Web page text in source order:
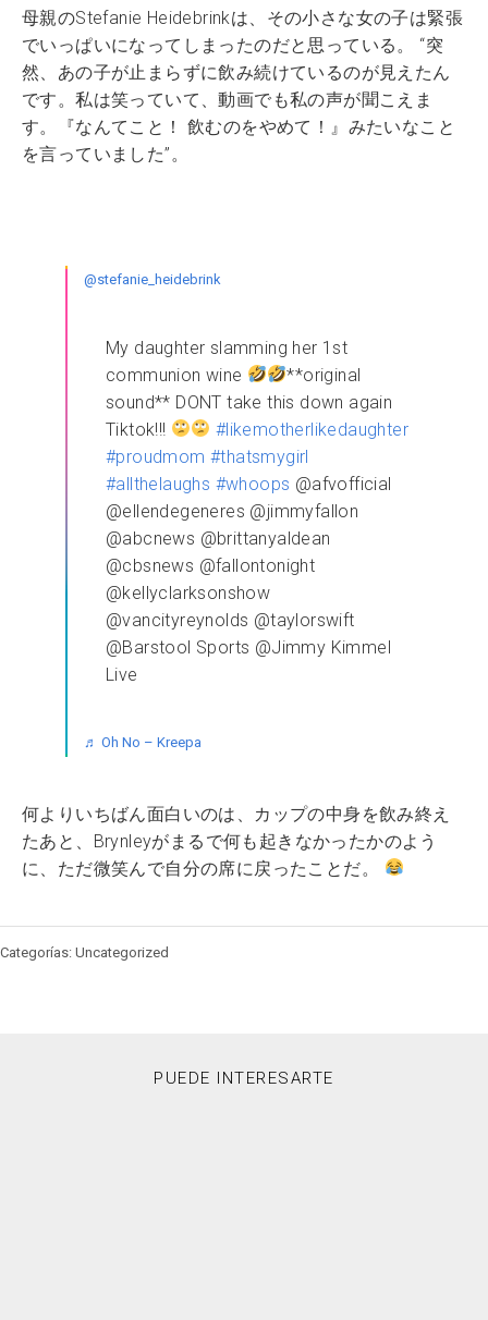
母親のStefanie Heidebrinkは、その小さな女の子は緊張
でいっぱいになってしまったのだと思っている。 “突
然、あの子が止まらずに飲み続けているのが見えたん
です。私は笑っていて、動画でも私の声が聞こえま
す。『なんてこと！ 飲むのをやめて！』みたいなこと
を言っていました”。
@stefanie_heidebrink
My daughter slamming her 1st
communion wine
**original
sound** DONT take this down again
Tiktok!!!
#likemotherlikedaughter
#proudmom #thatsmygirl
#allthelaughs #whoops @afvofficial
@ellendegeneres @jimmyfallon
@abcnews @brittanyaldean
@cbsnews @fallontonight
@kellyclarksonshow
@vancityreynolds @taylorswift
@Barstool Sports @Jimmy Kimmel
Live
♬ Oh No – Kreepa
何よりいちばん面白いのは、カップの中身を飲み終え
たあと、Brynleyがまるで何も起きなかったかのよう
に、ただ微笑んで自分の席に戻ったことだ。
Categorías: Uncategorized
PUEDE INTERESARTE